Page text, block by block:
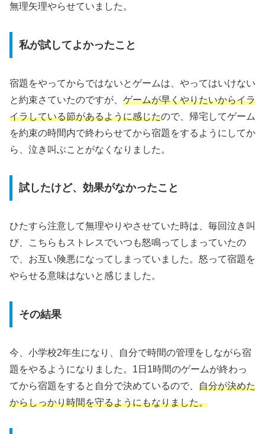
無理矢理やらせていました。
私が試してよかったこと
宿題をやってからではないとゲームは、やってはいけない
と約束さていたのですが、 ゲームが早くやりたいからイラ
イラしている節があるように感じたので、帰宅してゲーム
を約束の時間内で終わらせてから宿題をするようにしてか
ら、泣き叫ぶことがなくなりました。
試したけど、効果がなかったこと
ひたすら注意して無理やりやさせていた時は、毎回泣き叫
び、こちらもストレスでいつも怒鳴ってしまっていたの
で、お互い険悪になってしまっていました。怒って宿題を
やらせる意味はないと感じました。
その結果
今、小学校2年生になり、自分で時間の管理をしながら宿
題をやるようになりました。1日1時間のゲームが終わっ
てから宿題をすると自分で決めているので、 自分が決めた
からしっかり時間を守るようにもなりました。